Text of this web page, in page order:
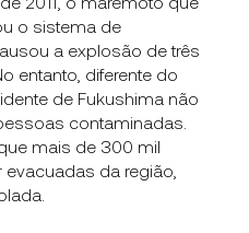
o sistema de
a explosão de três
entanto, diferente do
de Fukushima não
contaminadas.
mais de 300 mil
da região,
isolada.